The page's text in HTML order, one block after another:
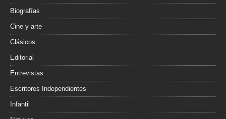
Biografías
Cine y arte
Clásicos
Editorial
Entrevistas
Escritores Independientes
Infantil